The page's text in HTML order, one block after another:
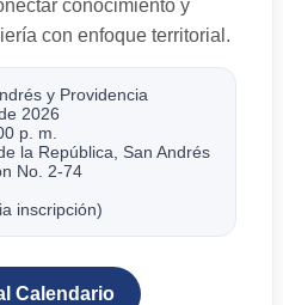
conocimiento y
con enfoque territorial.
y Providencia
2026
p. m.
la República, San Andrés
No. 2-74
inscripción)
Calendario